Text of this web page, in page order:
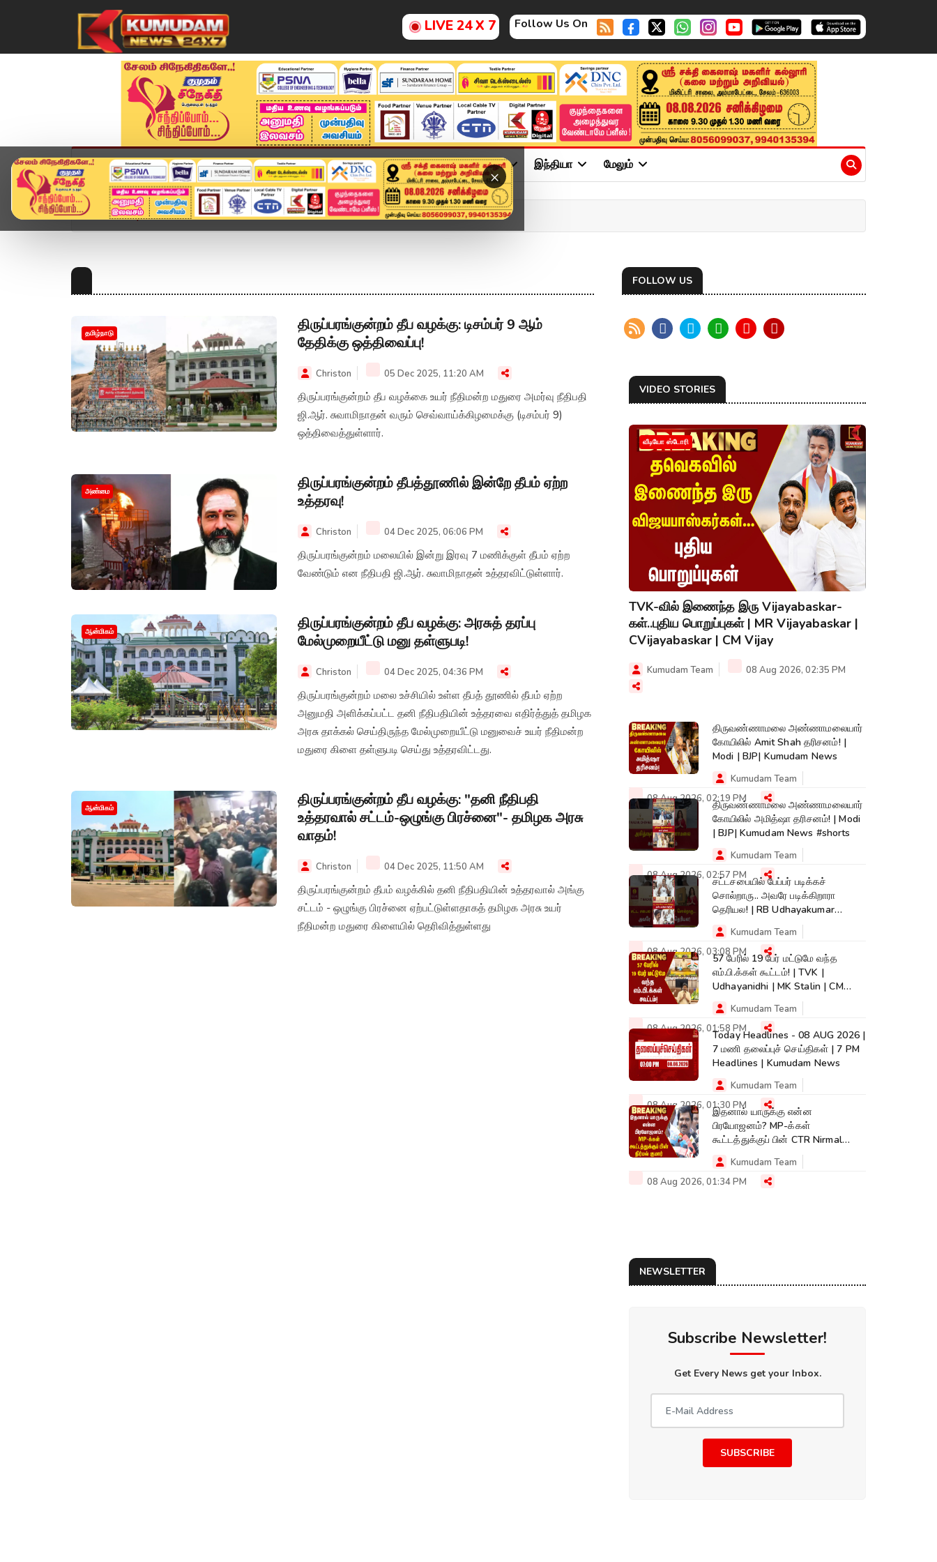
LIVE 24 X 7 Follow Us On
×
முகப்பு விளையாட்டு அண்மை தமிழ்நாடு சினிமா அரசியல் விளையாட்டு இந்தியா மேலும்
Home Topics
தமிழ்நாடு
திருப்பரங்குன்றம் தீப வழக்கு: டிசம்பர் 9 ஆம்
தேதிக்கு ஒத்திவைப்பு!
Christon 05 Dec 2025, 11:20 AM
திருப்பரங்குன்றம் தீப வழக்கை உயர் நீதிமன்ற மதுரை அமர்வு நீதிபதி
ஜி.ஆர். சுவாமிநாதன் வரும் செவ்வாய்க்கிழமைக்கு (டிசம்பர் 9)
ஒத்திவைத்துள்ளார்.
அண்மை
திருப்பரங்குன்றம் தீபத்தூணில் இன்றே தீபம் ஏற்ற
உத்தரவு!
Christon 04 Dec 2025, 06:06 PM
திருப்பரங்குன்றம் மலையில் இன்று இரவு 7 மணிக்குள் தீபம் ஏற்ற
வேண்டும் என நீதிபதி ஜி.ஆர். சுவாமிநாதன் உத்தரவிட்டுள்ளார்.
ஆன்மிகம்
திருப்பரங்குன்றம் தீப வழக்கு: அரசுத் தரப்பு
மேல்முறையீட்டு மனு தள்ளுபடி!
Christon 04 Dec 2025, 04:36 PM
திருப்பரங்குன்றம் மலை உச்சியில் உள்ள தீபத் தூணில் தீபம் ஏற்ற
அனுமதி அளிக்கப்பட்ட தனி நீதிபதியின் உத்தரவை எதிர்த்துத் தமிழக
அரசு தாக்கல் செய்திருந்த மேல்முறையீட்டு மனுவைச் உயர் நீதிமன்ற
மதுரை கிளை தள்ளுபடி செய்து உத்தரவிட்டது.
ஆன்மிகம்
திருப்பரங்குன்றம் தீப வழக்கு: "தனி நீதிபதி
உத்தரவால் சட்டம்-ஒழுங்கு பிரச்னை"- தமிழக அரசு
வாதம்!
Christon 04 Dec 2025, 11:50 AM
திருப்பரங்குன்றம் தீபம் வழக்கில் தனி நீதிபதியின் உத்தரவால் அங்கு
சட்டம் - ஒழுங்கு பிரச்னை ஏற்பட்டுள்ளதாகத் தமிழக அரசு உயர்
நீதிமன்ற மதுரை கிளையில் தெரிவித்துள்ளது
FOLLOW US
VIDEO STORIES
வீடியோ ஸ்டோரி
TVK-வில் இணைந்த இரு Vijayabaskar-
கள்..புதிய பொறுப்புகள் | MR Vijayabaskar |
CVijayabaskar | CM Vijay
Kumudam Team 08 Aug 2026, 02:35 PM
திருவண்ணாமலை அண்ணாமலையார்
கோயிலில் Amit Shah தரிசனம்! |
Modi | BJP| Kumudam News
Kumudam Team
08 Aug 2026, 02:19 PMதிருவண்ணாமலை அண்ணாமலையார்
கோயிலில் அமித்ஷா தரிசனம்! | Modi
| BJP| Kumudam News #shorts
Kumudam Team
08 Aug 2026, 02:57 PMசட்டசபையில் பேப்பர் படிக்கச்
சொல்றாரு.. அவரே படிக்கிறாரா
தெரியல! | RB Udhayakumar
|ADMK| EPS #shorts
Kumudam Team
08 Aug 2026, 03:08 PM57 பேரில் 19 பேர் மட்டுமே வந்த
எம்.பி.க்கள் கூட்டம்! | TVK |
Udhayanidhi | MK Stalin | CM
Vijay
Kumudam Team
08 Aug 2026, 01:58 PMToday Headlines - 08 AUG 2026 |
7 மணி தலைப்புச் செய்திகள் | 7 PM
Headlines | Kumudam News
Kumudam Team
08 Aug 2026, 01:30 PMஇதனால் யாருக்கு என்ன
பிரயோஜனம்? MP-க்கள்
கூட்டத்துக்குப் பின் CTR Nirmal
Kumar | TVK | CM Vijay
Kumudam Team
08 Aug 2026, 01:34 PM
NEWSLETTER
Subscribe Newsletter!
Get Every News get your Inbox.
SUBSCRIBE